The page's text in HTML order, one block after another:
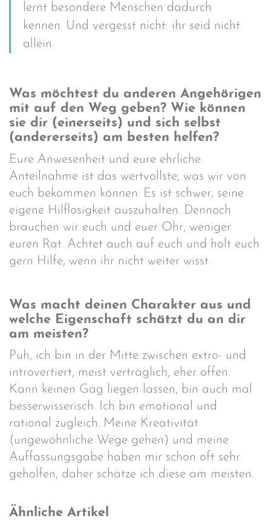
lernt besondere Menschen dadurch
kennen. Und vergesst nicht: ihr seid nicht
allein.
Was möchtest du anderen Angehörigen
mit auf den Weg geben? Wie können
sie dir (einerseits) und sich selbst
(andererseits) am besten helfen?
Eure Anwesenheit und eure ehrliche
Anteilnahme ist das wertvollste, was wir von
euch bekommen können. Es ist schwer, seine
eigene Hilflosigkeit auszuhalten. Dennoch
brauchen wir euch und euer Ohr, weniger
euren Rat. Achtet auch auf euch und holt euch
gern Hilfe, wenn ihr nicht weiter wisst.
Was macht deinen Charakter aus und
welche Eigenschaft schätzt du an dir
am meisten?
Puh, ich bin in der Mitte zwischen extro- und
introvertiert, meist verträglich, eher offen.
Kann keinen Gag liegen lassen, bin auch mal
besserwisserisch. Ich bin emotional und
rational zugleich. Meine Kreativität
(ungewöhnliche Wege gehen) und meine
Auffassungsgabe haben mir schon oft sehr
geholfen, daher schätze ich diese am meisten.
Ähnliche Artikel